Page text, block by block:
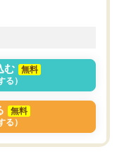
む
無料
る）
無料
る）